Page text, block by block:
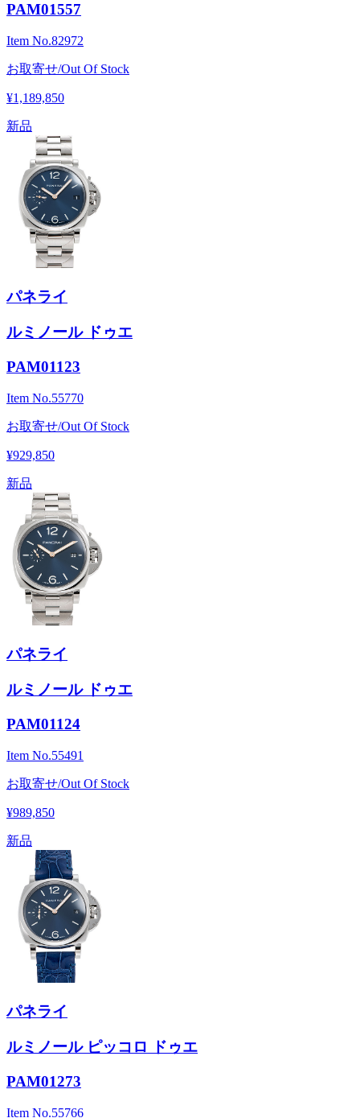
PAM01557
Item No.82972
お取寄せ/Out Of Stock
¥1,189,850
新品
パネライ
ルミノール ドゥエ
PAM01123
Item No.55770
お取寄せ/Out Of Stock
¥929,850
新品
パネライ
ルミノール ドゥエ
PAM01124
Item No.55491
お取寄せ/Out Of Stock
¥989,850
新品
パネライ
ルミノール ピッコロ ドゥエ
PAM01273
Item No.55766